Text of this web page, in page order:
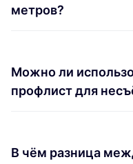
метров?
Можно ли
профлист для
В чём разница